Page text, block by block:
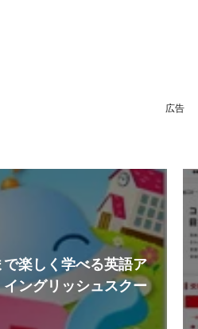
広告
楽しく学べる英語ア
ングリッシュスクー